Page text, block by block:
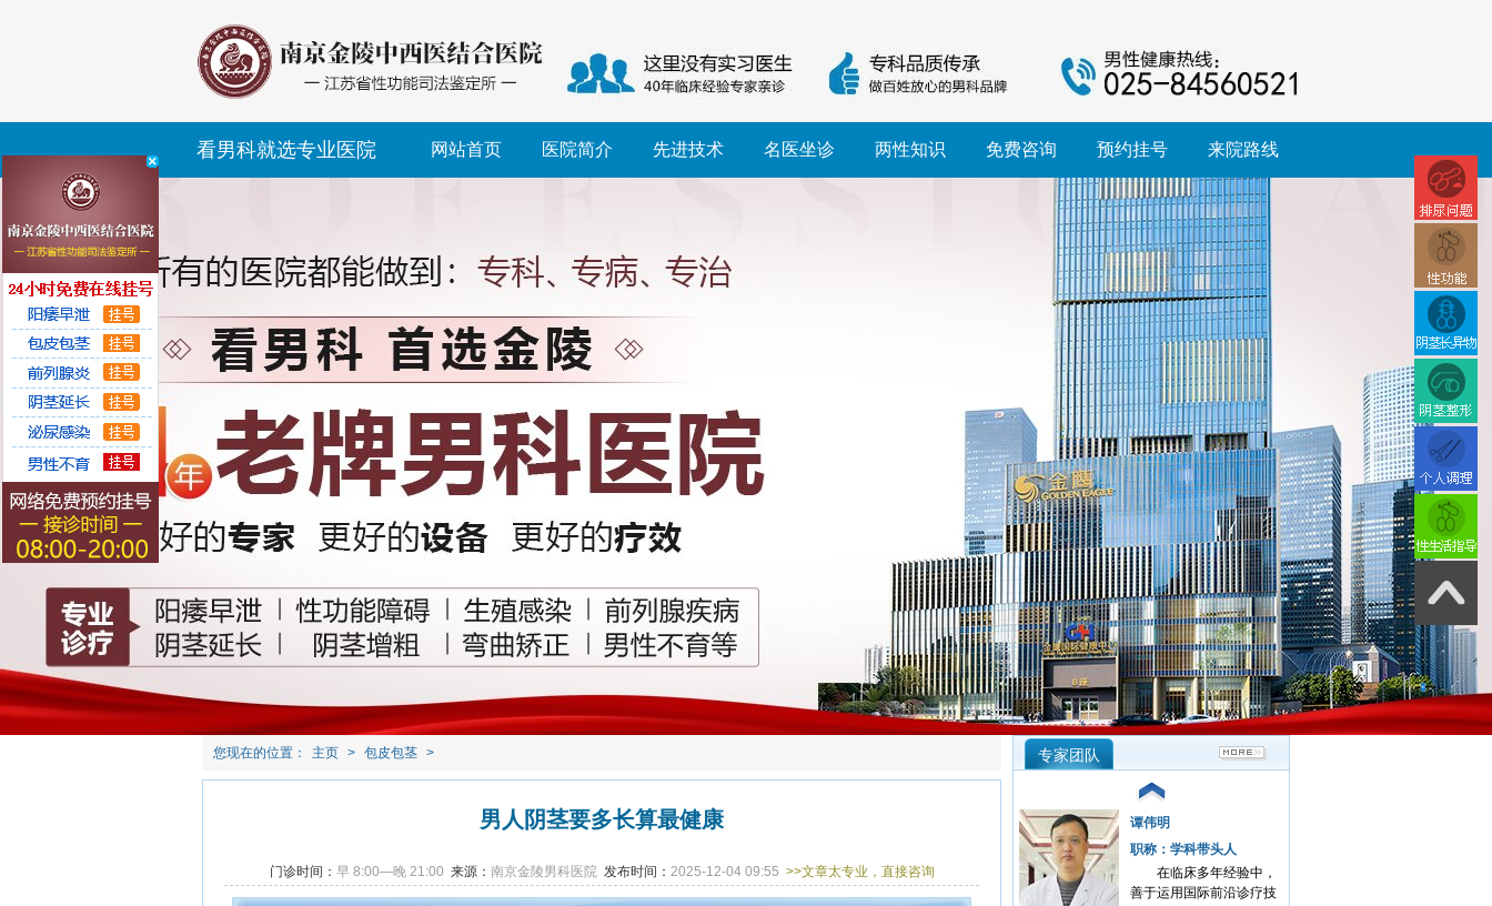
看男科就选专业医院 网站首页 医院简介 先进技术 名医坐诊 两性知识 免费咨询 预约挂号 来院路线
您现在的位置： 主页 > 包皮包茎 >
男人阴茎要多长算最健康
门诊时间： 早 8:00—晚 21:00 来源： 南京金陵男科医院发布时间： 2025-12-04 09:55 >>文章太专业，直接咨询
专家团队
谭伟明
职称：学科带头人
在临床多年经验中，
善于运用国际前沿诊疗技